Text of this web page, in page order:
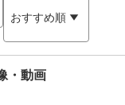
おすすめ順
・動画